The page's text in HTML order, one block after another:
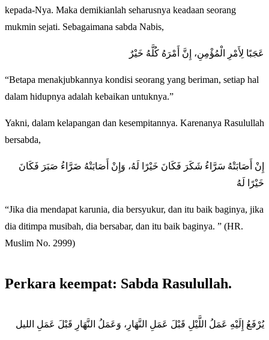
kepada-Nya. Maka demikianlah seharusnya keadaan seorang
mukmin sejati. Sebagaimana sabda Nabis,
عَجَبًا لِأَمْرِ الْمُؤْمِنِ، إِنَّ أَمْرَهُ كُلَّهُ خَيْرٌ
“Betapa menakjubkannya kondisi seorang yang beriman, setiap hal
dalam hidupnya adalah kebaikan untuknya.”
Yakni, dalam kelapangan dan kesempitannya. Karenanya Rasulullah
bersabda,
إِنْ أَصَابَتْهُ سَرَّاءُ شَكَرَ فَكَانَ خَيْرًا لَهُ، وَإِنْ أَصَابَتْهُ ضَرَّاءُ صَبَرَ فَكَانَ
خَيْرًا لَهُ
“Jika dia mendapat karunia, dia bersyukur, dan itu baik baginya, jika
dia ditimpa musibah, dia bersabar, dan itu baik baginya. ” (HR.
Muslim No. 2999)
Perkara keempat: Sabda Rasulullah.
يُرْفَعُ إِلَيْهِ عَمَلُ اللَّيْلِ قَبْلَ عَمَلِ النَّهَارِ، وَعَمَلُ النَّهَارِ قَبْلَ عَمَلِ الليل